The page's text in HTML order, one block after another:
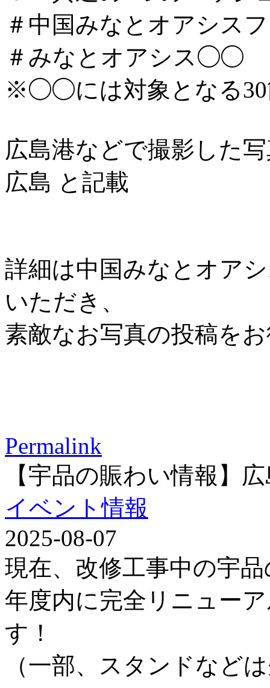
＃中国みなとオアシス
＃みなとオアシス◯◯
※◯◯には対象となる30
広島港などで撮影した
広島 と記載
詳細は中国みなとオア
いただき、
素敵なお写真の投稿を
Permalink
【宇品の賑わい情報】
イベント情報
2025-08-07
現在、改修工事中の宇
年度内に完全リニュー
す！
（一部、スタンドなど